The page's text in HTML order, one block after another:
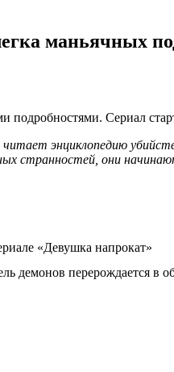
маньячных
подробностями. Сериал
энциклопедию
странностей, они
«Девушка напрокат»
демонов перерождается в